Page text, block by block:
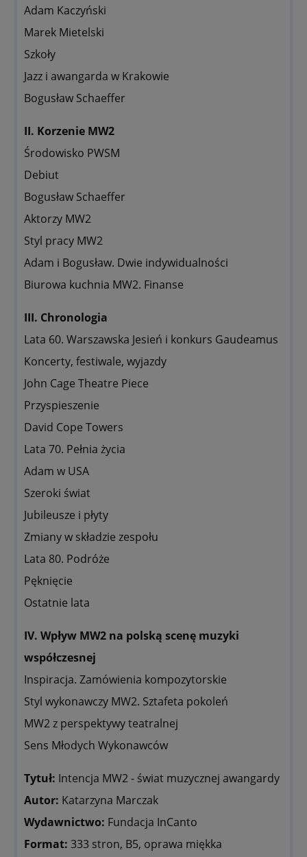
Adam Kaczyński
Marek Mietelski
Szkoły
Jazz i awangarda w Krakowie
Bogusław Schaeffer
II. Korzenie MW2
Środowisko PWSM
Debiut
Bogusław Schaeffer
Aktorzy MW2
Styl pracy MW2
Adam i Bogusław. Dwie indywidualności
Biurowa kuchnia MW2. Finanse
III. Chronologia
Lata 60. Warszawska Jesień i konkurs Gaudeamus
Koncerty, festiwale, wyjazdy
John Cage Theatre Piece
Przyspieszenie
David Cope Towers
Lata 70. Pełnia życia
Adam w USA
Szeroki świat
Jubileusze i płyty
Zmiany w składzie zespołu
Lata 80. Podróże
Pęknięcie
Ostatnie lata
IV. Wpływ MW2 na polską scenę muzyki
współczesnej
Inspiracja. Zamówienia kompozytorskie
Styl wykonawczy MW2. Sztafeta pokoleń
MW2 z perspektywy teatralnej
Sens Młodych Wykonawców
Tytuł: Intencja MW2 - świat muzycznej awangardy
Autor: Katarzyna Marczak
Wydawnictwo: Fundacja InCanto
Format: 333 stron, B5, oprawa miękka